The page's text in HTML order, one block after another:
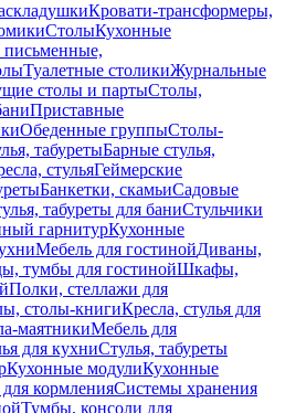
Кровати-трансформеры,
СтолыКухонные
Туалетные столикиЖурнальные
столы и партыСтолы,
Приставные
Обеденные группыСтолы-
табуретыБарные стулья,
стульяГеймерские
Банкетки, скамьиСадовые
табуреты для баниСтульчики
гарнитурКухонные
Мебель для гостинойДиваны,
тумбы для гостинойШкафы,
Полки, стеллажи для
столы-книгиКресла, стулья для
маятникиМебель для
для кухниСтулья, табуреты
Кухонные модулиКухонные
кормленияСистемы хранения
Тумбы, консоли для